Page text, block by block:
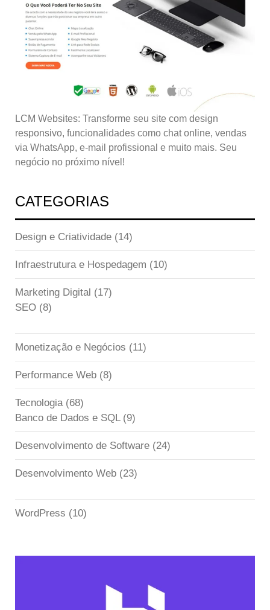
LCM Websites: Transforme seu site com design
responsivo, funcionalidades como chat online, vendas
via WhatsApp, e-mail profissional e muito mais. Seu
negócio no próximo nível!
CATEGORIAS
Design e Criatividade (14)
Infraestrutura e Hospedagem (10)
Marketing Digital (17)
SEO (8)
Monetização e Negócios (11)
Performance Web (8)
Tecnologia (68)
Banco de Dados e SQL(9)
Desenvolvimento de Software (24)
Desenvolvimento Web (23)
WordPress (10)